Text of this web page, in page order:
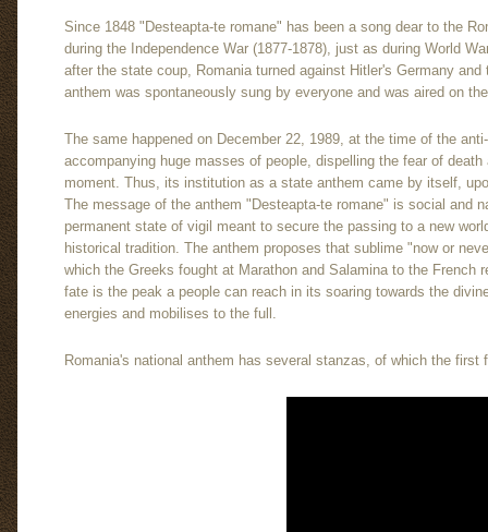
Since 1848 "Desteapta-te romane" has been a song dear to the
during the Independence War (1877-1878), just as during World
after the state coup, Romania turned against Hitler's Germany
anthem was spontaneously sung by everyone and was aired on
The same happened on December 22, 1989, at the time of the
accompanying huge masses of people, dispelling the fear of
moment. Thus, its institution as a state anthem came by itself,
The message of the anthem "Desteapta-te romane" is social and
permanent state of vigil meant to secure the passing to a new
historical tradition. The anthem proposes that sublime "now or
which the Greeks fought at Marathon and Salamina to the French
fate is the peak a people can reach in its soaring towards the
energies and mobilises to the full.
Romania's national anthem has several stanzas, of which the first